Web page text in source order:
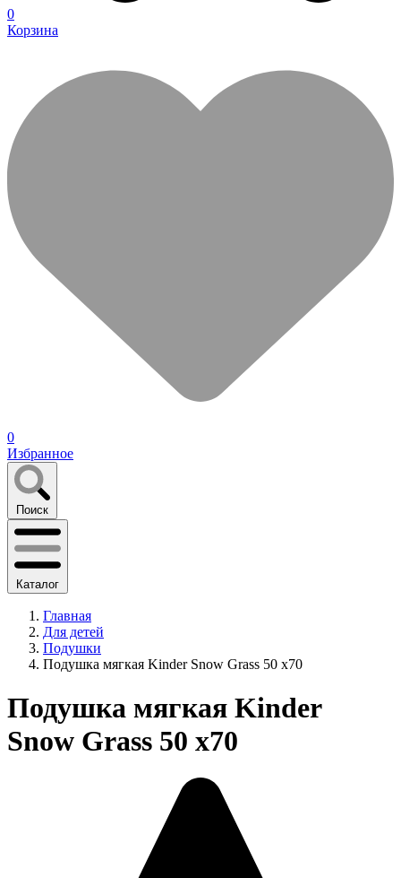
0
Корзина
0
Избранное
Поиск
Каталог
Главная
Для детей
Подушки
Подушка мягкая Kinder Snow Grass 50 х70
Подушка мягкая Kinder
Snow Grass 50 х70